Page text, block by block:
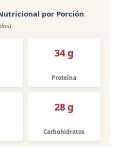
por Porción
34 g
Proteína
28 g
Carbohidratos